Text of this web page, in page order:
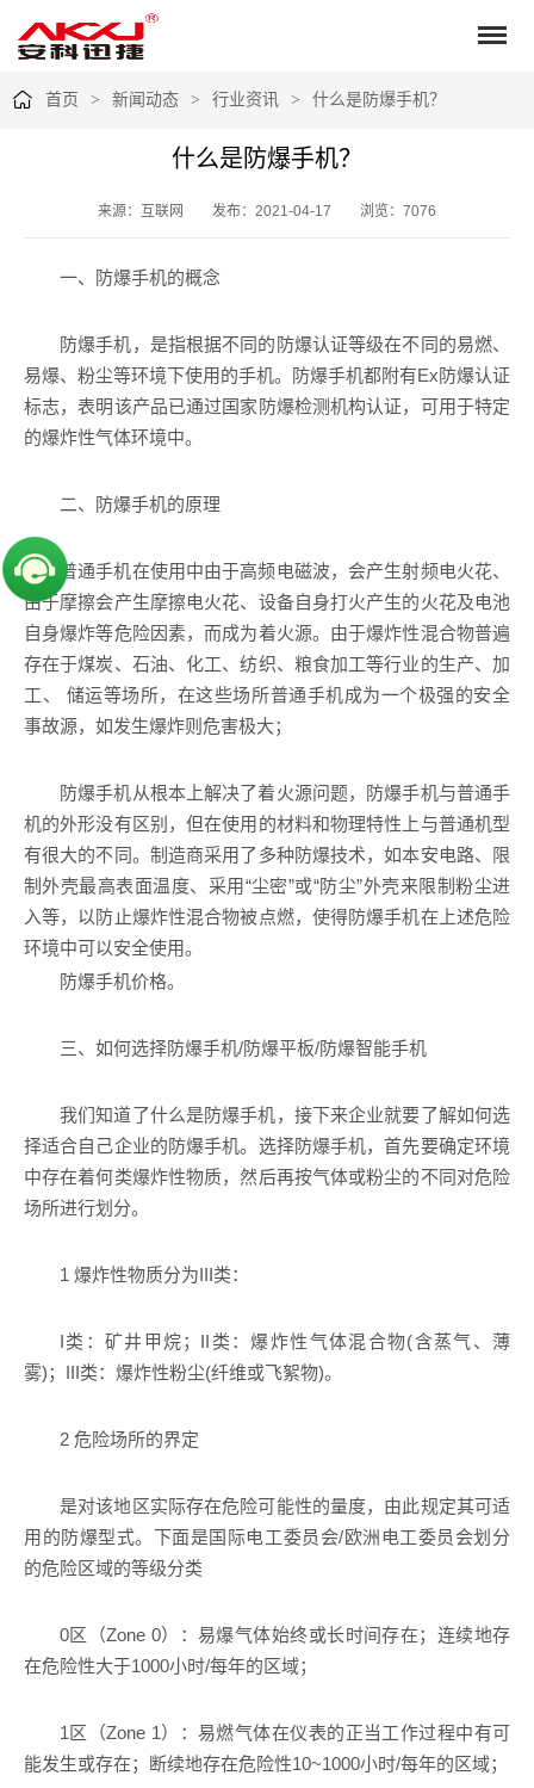
首页 新闻动态 行业资讯 什么是防爆手机？
什么是防爆手机？
来源：互联网 发布：2021-04-17 浏览：7076
一、防爆手机的概念
防爆手机，是指根据不同的防爆认证等级在不同的易燃、
易爆、粉尘等环境下使用的手机。防爆手机都附有Ex防爆认证
标志，表明该产品已通过国家防爆检测机构认证，可用于特定
的爆炸性气体环境中。
二、防爆手机的原理
普通手机在使用中由于高频电磁波，会产生射频电火花、
由于摩擦会产生摩擦电火花、设备自身打火产生的火花及电池
自身爆炸等危险因素，而成为着火源。由于爆炸性混合物普遍
存在于煤炭、石油、化工、纺织、粮食加工等行业的生产、加
工、 储运等场所，在这些场所普通手机成为一个极强的安全
事故源，如发生爆炸则危害极大；
防爆手机从根本上解决了着火源问题，防爆手机与普通手
机的外形没有区别，但在使用的材料和物理特性上与普通机型
有很大的不同。制造商采用了多种防爆技术，如本安电路、限
制外壳最高表面温度、采用“尘密”或“防尘”外壳来限制粉尘进
入等，以防止爆炸性混合物被点燃，使得防爆手机在上述危险
环境中可以安全使用。
防爆手机价格。
三、如何选择防爆手机/防爆平板/防爆智能手机
我们知道了什么是防爆手机，接下来企业就要了解如何选
择适合自己企业的防爆手机。选择防爆手机，首先要确定环境
中存在着何类爆炸性物质，然后再按气体或粉尘的不同对危险
场所进行划分。
1 爆炸性物质分为III类：
I类：矿井甲烷；II类：爆炸性气体混合物(含蒸气、薄
雾)；III类：爆炸性粉尘(纤维或飞絮物)。
2 危险场所的界定
是对该地区实际存在危险可能性的量度，由此规定其可适
用的防爆型式。下面是国际电工委员会/欧洲电工委员会划分
的危险区域的等级分类
0区（Zone 0）：易爆气体始终或长时间存在；连续地存
在危险性大于1000小时/每年的区域；
1区（Zone 1）：易燃气体在仪表的正当工作过程中有可
能发生或存在；断续地存在危险性10~1000小时/每年的区域；